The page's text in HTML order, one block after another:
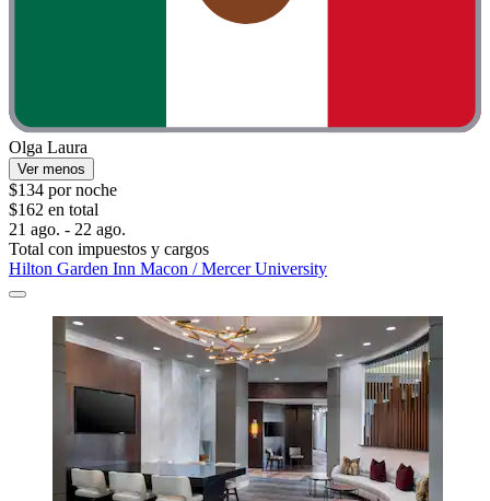
Olga Laura
Ver menos
$134 por noche
$162 en total
21 ago. - 22 ago.
Total con impuestos y cargos
Hilton Garden Inn Macon / Mercer University